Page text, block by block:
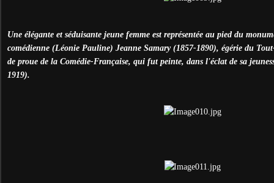
Une élégante et séduisante jeune femme est représentée au pied du
comédienne (Léonie Pauline) Jeanne Samary (1857-1890), égérie du
de proue de la Comédie-Française, qui fut peinte, dans l'éclat de sa
1919).